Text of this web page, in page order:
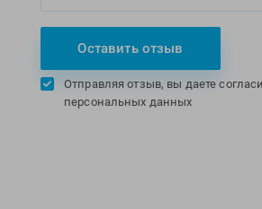
Оставить отзыв
Отправляя отзыв, вы даете
персональных данных